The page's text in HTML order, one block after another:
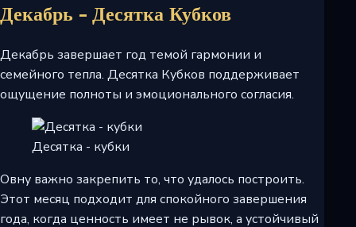
Декабрь - Десятка Кубков
Декабрь завершает год темой гармонии и
семейного тепла. Десятка Кубков поддерживает
ощущение полноты и эмоционального согласия.
Десятка - кубки
Овну важно закрепить то, что удалось построить.
Этот месяц подходит для спокойного завершения
года, когда ценность имеет не рывок, а устойчивый